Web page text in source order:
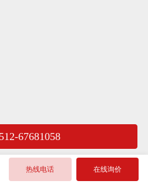
67681058
热线电话 在线询价